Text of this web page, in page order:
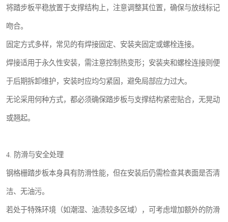
将踏步板平稳放置于支撑结构上，注意调整其位置，确保与放线标记
吻合。
固定方式多样，常见的有焊接固定、安装夹固定或螺栓连接。
焊接适用于永久性安装，需注意控制热变形；安装夹和螺栓连接则便
于后期拆卸维护，安装时应均匀紧固，避免局部应力过大。
无论采用何种方式，都必须确保踏步板与支撑结构紧密贴合，无晃动
或翘起。
4. 防滑与安全处理
钢格栅踏步板本身具有防滑性能，但在安装后仍需检查其表面是否清
洁、无油污。
若处于特殊环境（如潮湿、油渍较多区域），可考虑增加额外的防滑